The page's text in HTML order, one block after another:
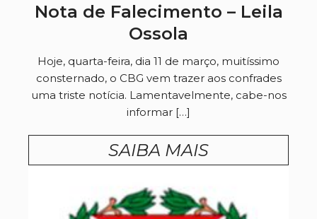
Nota de Falecimento – Leila
Ossola
Hoje, quarta-feira, dia 11 de março, muitíssimo
consternado, o CBG vem trazer aos confrades
uma triste notícia. Lamentavelmente, cabe-nos
informar […]
SAIBA MAIS